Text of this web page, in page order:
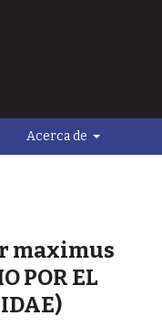
Acerca de
maximus
POR EL